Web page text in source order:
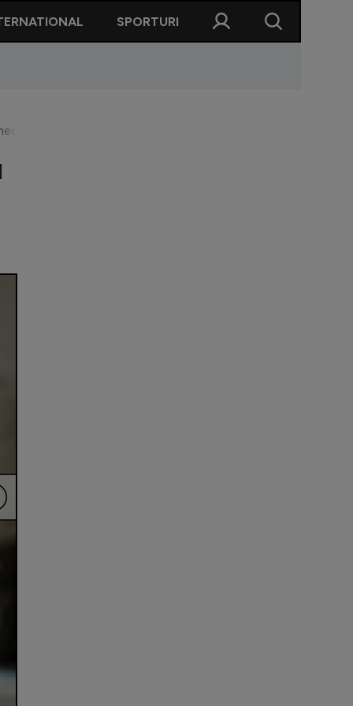
SPORTURI
din calificări. Câți fani ai tricolorilor au văzut duelul de pe